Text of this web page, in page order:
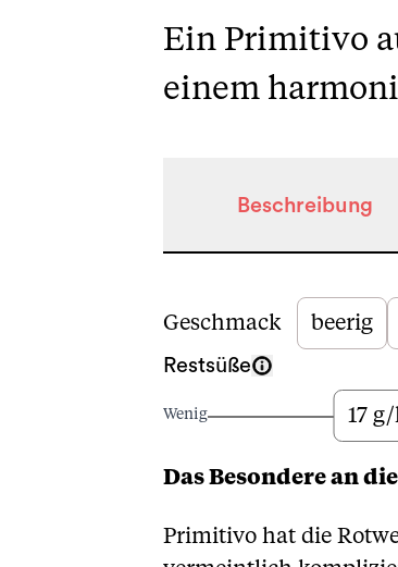
Ein Primitivo
einem
Beschreibung
Beschreibung
Geschmack beerig
Restsüße
Wenig 17
Das Besondere an
Primitivo hat die